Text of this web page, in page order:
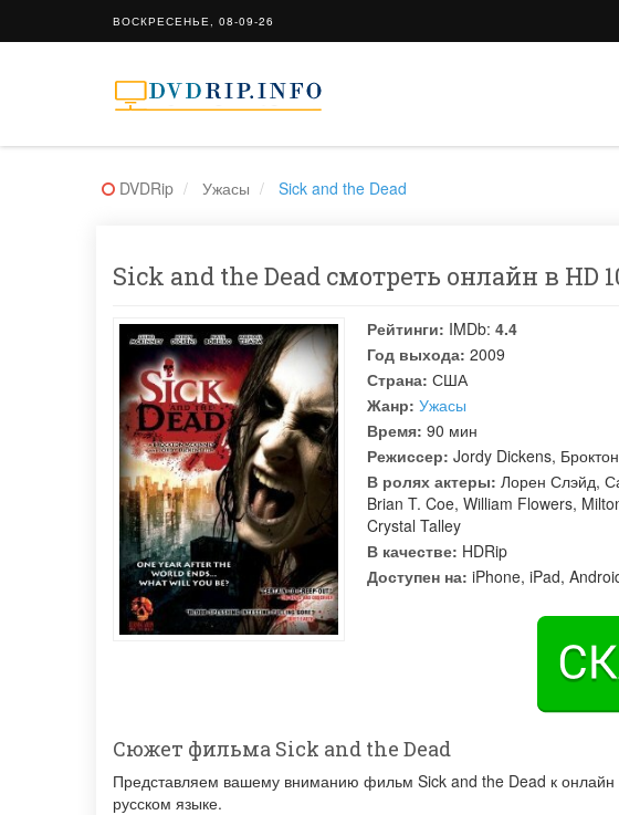
ВОСКРЕСЕНЬЕ, 08-09-26
DVDRip Ужасы Sick and the Dead
Sick and the Dead смотреть онлайн в HD
Рейтинги: IMDb: 4.4
Год выхода: 2009
Страна: США
Жанр: Ужасы
Время: 90 мин
Режиссер: Jordy Dickens,
В ролях актеры: Лорен Слэйд,
Brian T. Coe, William Flowers,
Crystal Talley
В качестве: HDRip
Доступен на: iPhone, iPad,
Сюжет фильма Sick and the Dead
Представляем вашему вниманию фильм Sick and the Dead к онлайн
русском языке.